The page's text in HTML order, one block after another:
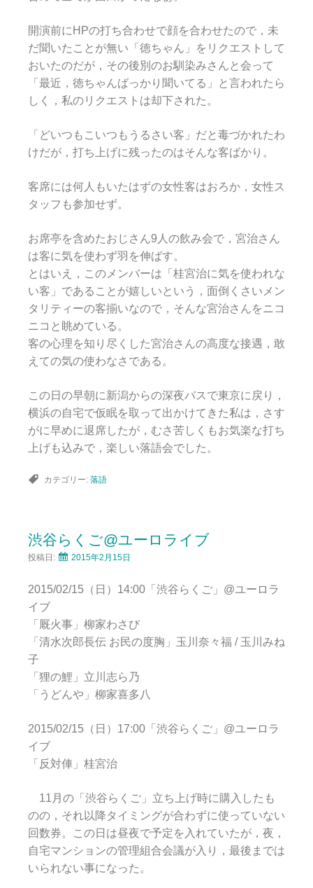
開演前にHPの打ち合わせで顔を合わせたので，未
だ聞いたことが無い「徳ちゃん」をリクエストして
おいたのだが，その後別のお馴染みさんと会って
「最近，徳ちゃんばっかり聞いてる」と言われたら
しく，私のリクエストは却下された。
「どいつもこいつもうるさい客」だと毒づかれたわ
けだが，打ち上げに残ったのはそんな客ばかり。
客席には何人もいたはずの女性客はおろか，女性ス
タッフも参加せず。
お席亭を含めたおじさん9人の飲み会で，宮治さん
は客に気を使わず羽を伸ばす。
とはいえ，このメンバーは「桂宮治に気を使われな
い客」であることが嬉しいという，面倒くさいメン
タリティーの客揃いなので，そんな宮治さんをニコ
ニコと眺めている。
客の心理を知り尽くした宮治さんの高度な接遇，敢
えての気の使わなさである。
この日の早朝に新潟からの深夜バスで東京に戻り，
横浜の自宅で仮眠を取って出かけてきた私は，さす
がに早めに退席したが，むさ苦しくもお気楽な打ち
上げも込みで，楽しい落語会でした。
カテゴリー: 落語
渋谷らくご@ユーロライブ
投稿日: 2015年2月15日
2015/02/15（日）14:00「渋谷らくご」@ユーロラ
イブ
「厩火事」柳家わさび
「清水次郎長伝 お民の度胸」玉川奈々福 / 玉川みね
子
「狸の鯉」立川志ら乃
「うどんや」柳家喜多八
2015/02/15（日）17:00「渋谷らくご」@ユーロラ
イブ
「反対俥」桂宮治
11月の「渋谷らくご」立ち上げ時に購入したも
のの，それ以降タイミングが合わずに使っていない
回数券。この日は昼夜で予定を入れていたが，夜，
自宅マンションの管理組合会議が入り，最後までは
いられない事になった。